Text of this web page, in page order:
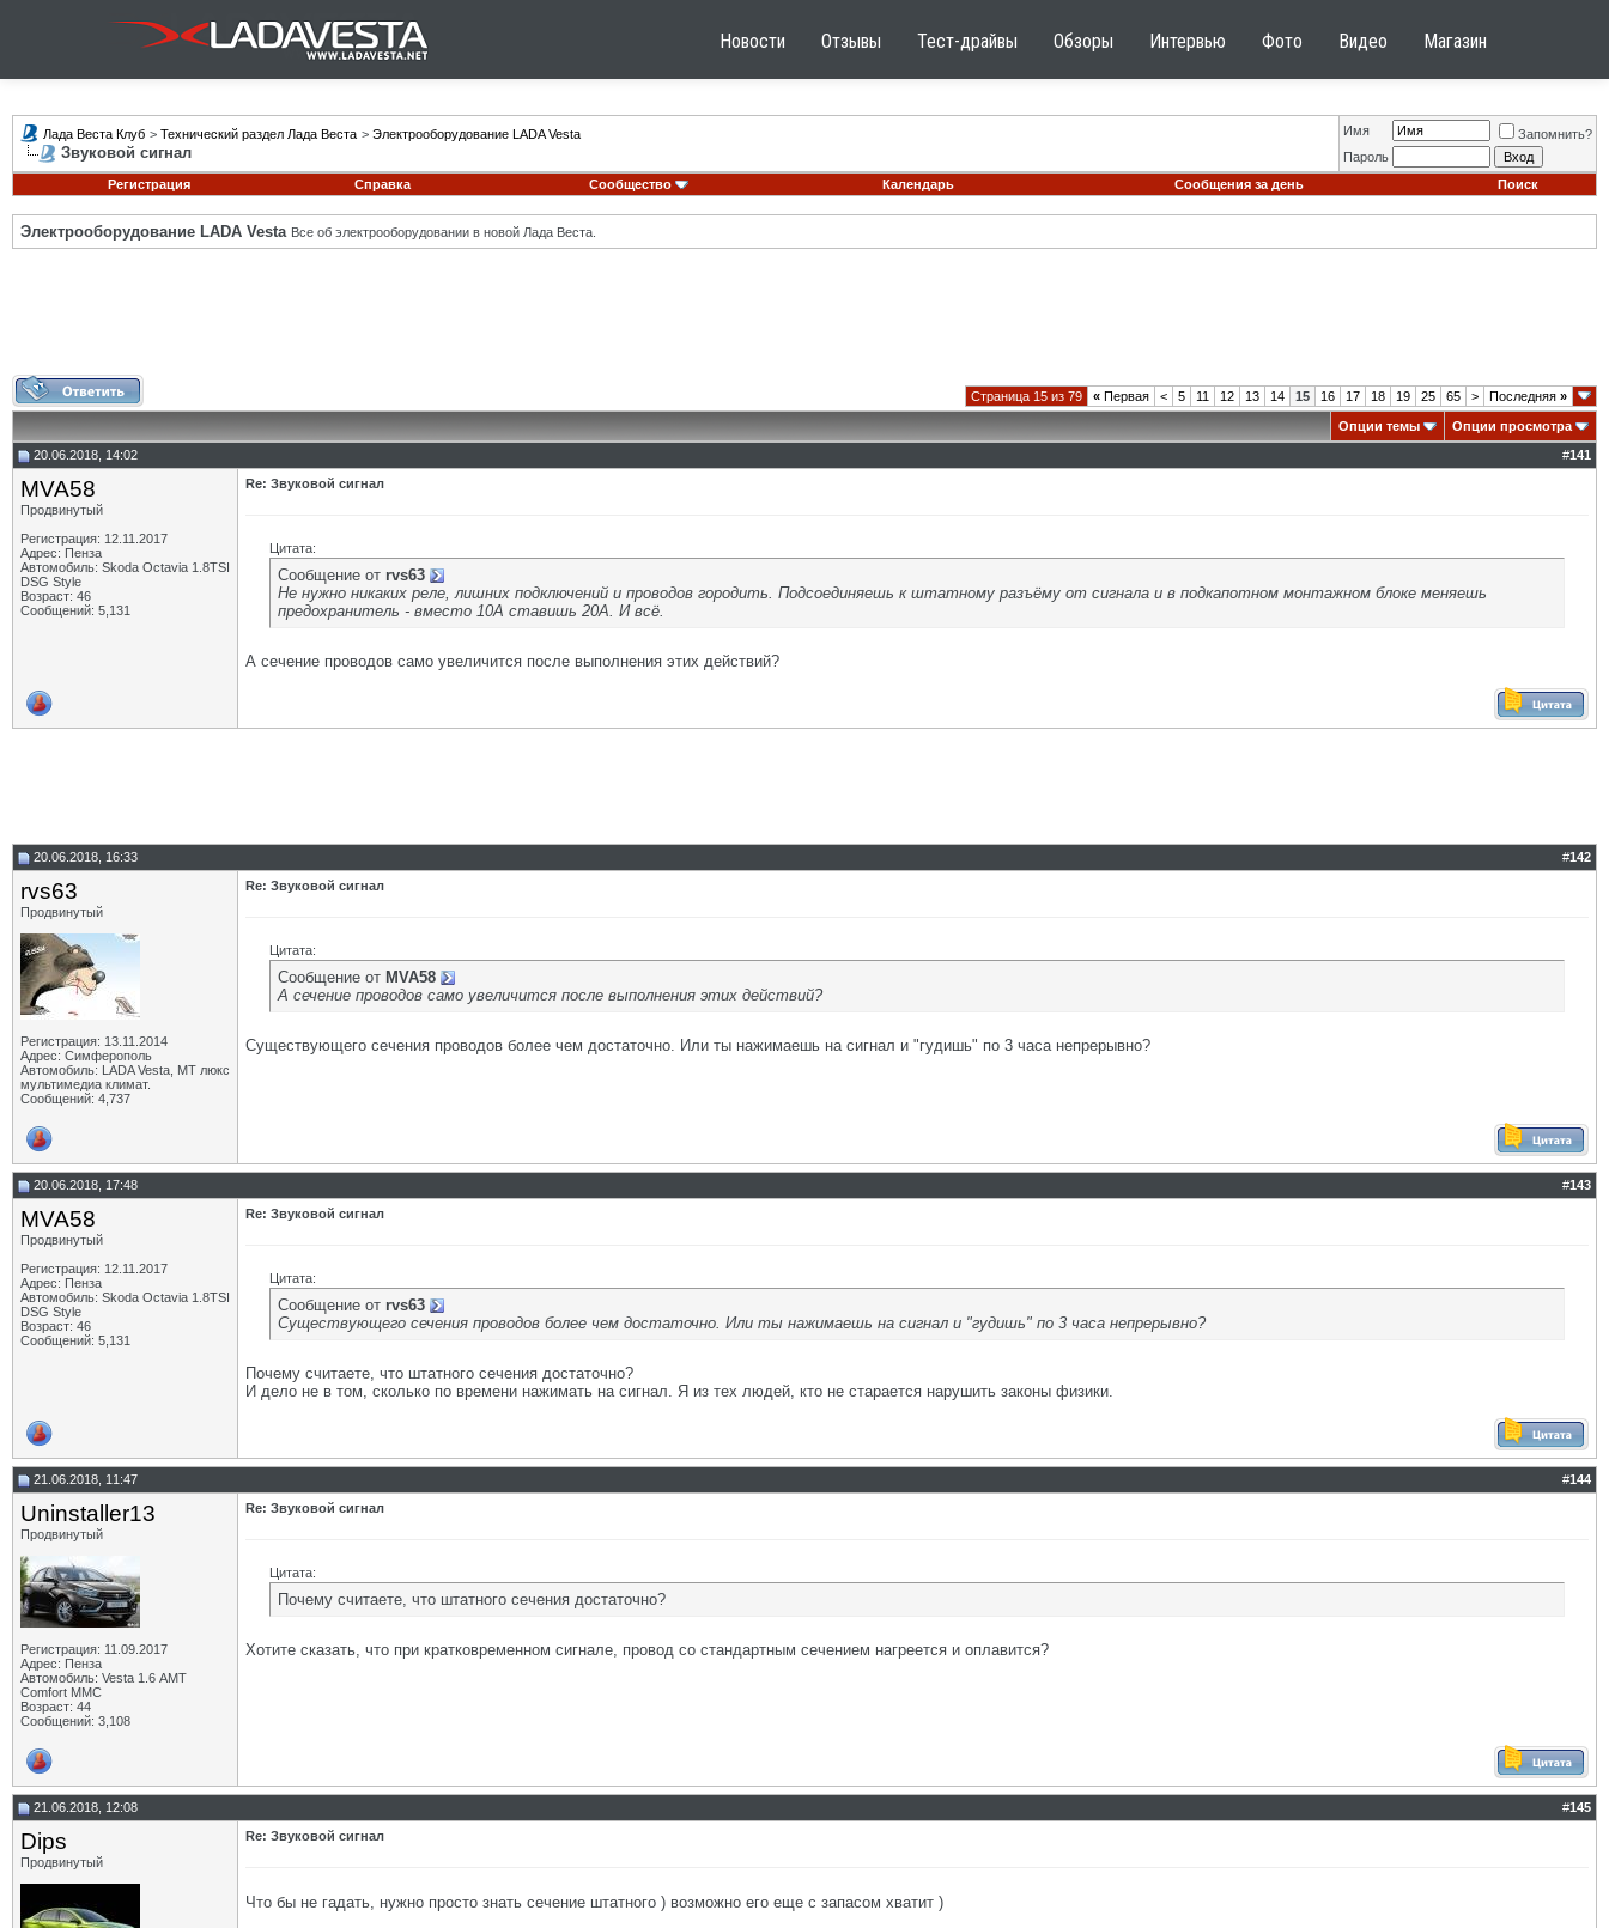
Новости Отзывы Тест-драйвы Обзоры Интервью Фото Видео Магазин
Лада Веста Клуб > Технический раздел Лада Веста > Электрооборудование LADA Vesta
Звуковой сигнал
Имя
Запомнить?
Пароль
Регистрация
Справка Сообщество Календарь Сообщения за день Поиск
Электрооборудование LADA Vesta Все об электрооборудовании в новой Лада Веста.
Страница 15 из 79 « Первая < 5 11 12 13 14 15 16 17 18 19 25 65 > Последняя »
Опции темы
Опции просмотра
20.06.2018, 14:02
#141
MVA58
Продвинутый
Регистрация: 12.11.2017
Адрес: Пенза
Автомобиль: Skoda Octavia 1.8TSI
DSG Style
Возраст: 46
Сообщений: 5,131
Re: Звуковой сигнал
Цитата:
Сообщение от rvs63
Не нужно никаких реле, лишних подключений и проводов городить. Подсоединяешь к штатному разъёму от сигнала и в подкапотном монтажном блоке меняешь
предохранитель - вместо 10А ставишь 20А. И всё.
А сечение проводов само увеличится после выполнения этих действий?
20.06.2018, 16:33 #142
rvs63
Продвинутый
Регистрация: 13.11.2014
Адрес: Симферополь
Автомобиль: LADA Vesta, МТ люкс
мультимедиа климат.
Сообщений: 4,737
Re: Звуковой сигнал
Цитата:
Сообщение от MVA58
А сечение проводов само увеличится после выполнения этих действий?
Существующего сечения проводов более чем достаточно. Или ты нажимаешь на сигнал и "гудишь" по 3 часа непрерывно?
20.06.2018, 17:48 #143
MVA58
Продвинутый
Регистрация: 12.11.2017
Адрес: Пенза
Автомобиль: Skoda Octavia 1.8TSI
DSG Style
Возраст: 46
Сообщений: 5,131
Re: Звуковой сигнал
Цитата:
Сообщение от rvs63
Существующего сечения проводов более чем достаточно. Или ты нажимаешь на сигнал и "гудишь" по 3 часа непрерывно?
Почему считаете, что штатного сечения достаточно?
И дело не в том, сколько по времени нажимать на сигнал. Я из тех людей, кто не старается нарушить законы физики.
21.06.2018, 11:47 #144
Uninstaller13
Продвинутый
Регистрация: 11.09.2017
Адрес: Пенза
Автомобиль: Vesta 1.6 АМТ
Comfort MMC
Возраст: 44
Сообщений: 3,108
Re: Звуковой сигнал
Цитата:
Почему считаете, что штатного сечения достаточно?
Хотите сказать, что при кратковременном сигнале, провод со стандартным сечением нагреется и оплавится?
21.06.2018, 12:08 #145
Dips
Продвинутый
Re: Звуковой сигнал
Что бы не гадать, нужно просто знать сечение штатного ) возможно его еще с запасом хватит )